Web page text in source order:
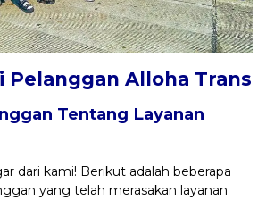
Pelanggan Alloha Trans
Tentang Layanan
dari kami! Berikut adalah beberapa
yang telah merasakan layanan